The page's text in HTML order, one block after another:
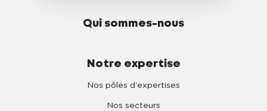
Qui sommes-nous
Notre expertise
Nos pôles d'expertises
Nos secteurs